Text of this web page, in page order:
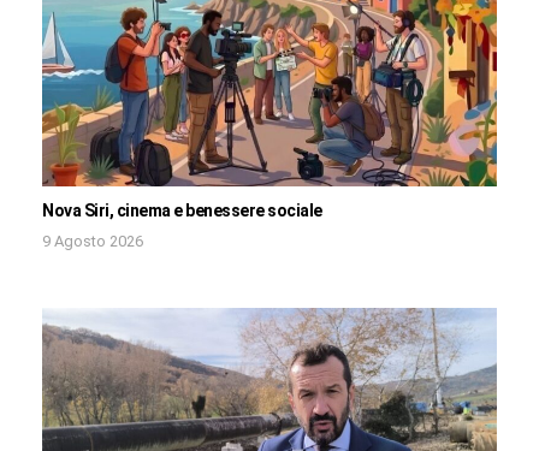
Nova Siri, cinema e benessere sociale
9 Agosto 2026